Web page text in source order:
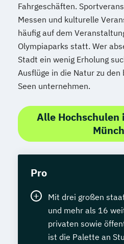
Fahrgeschäften.
Messen und kulturelle
häufig auf dem
Olympiaparks statt. Wer
Stadt ein wenig Erholung
Ausflüge in die Natur zu
Seen unternehmen.
Alle
Pro
Mit drei großen
und mehr als 16
privaten sowie
ist die Palette an